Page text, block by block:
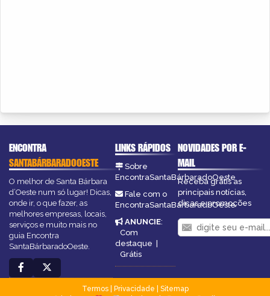
ENCONTRA
SANTABÁRBARADOOESTE
O melhor de Santa Bárbara
d’Oeste num só lugar! Dicas,
onde ir, o que fazer, as
melhores empresas, locais,
serviços e muito mais no
guia Encontra
SantaBárbaradoOeste.
LINKS RÁPIDOS
Sobre
EncontraSantaBárbaradoOeste
Fale com o
EncontraSantaBárbaradoOeste
ANUNCIE:
Com
destaque |
Grátis
NOVIDADES POR E-
MAIL
Receba grátis as
principais notícias,
dicas e promoções
Termos| Privacidade
Sitemap